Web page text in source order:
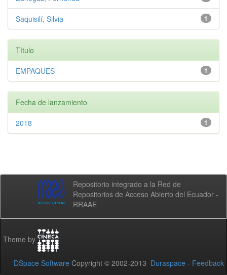
1
Saquisilí, Silvia
Título
1
EMPAQUES
Fecha de lanzamiento
1
2018
Repositorio integrado a la Red de
Repositorios de Acceso Abierto del Ecuador -
RRAAE
Theme by
DSpace Software Copyright © 2002-2013 Duraspace - Feedback